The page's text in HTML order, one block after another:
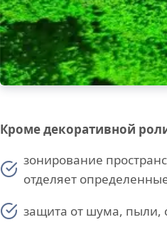
Кроме декоративной
зонирование
отделяет
защита от шума, пыли,